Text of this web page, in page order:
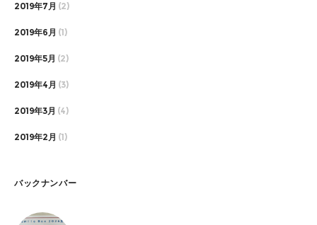
2019年7月 (2)
2019年6月 (1)
2019年5月 (2)
2019年4月 (3)
2019年3月 (4)
2019年2月 (1)
バックナンバー